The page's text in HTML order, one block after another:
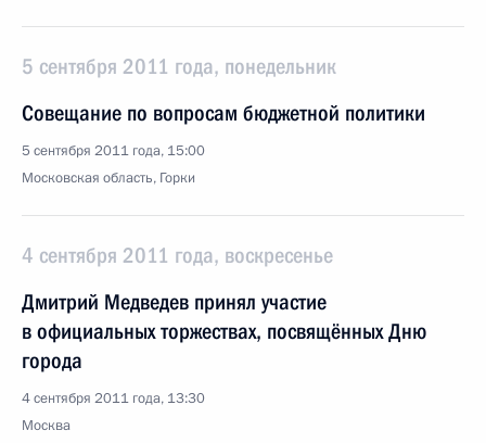
5 сентября 2011 года, понедельник
Совещание по вопросам бюджетной политики
5 сентября 2011 года, 15:00
Московская область, Горки
4 сентября 2011 года, воскресенье
Дмитрий Медведев принял участие
в официальных торжествах, посвящённых Дню
города
4 сентября 2011 года, 13:30
Москва